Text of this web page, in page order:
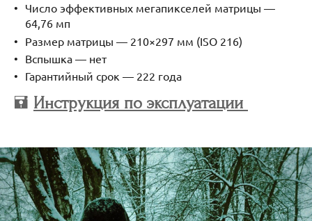
Число эффективных мегапикселей матрицы —
64,76 мп
Размер матрицы — 210×297 мм (ISO 216)
Вспышка — нет
Гарантийный срок — 222 года
🖬 Инструкция по эксплуатации